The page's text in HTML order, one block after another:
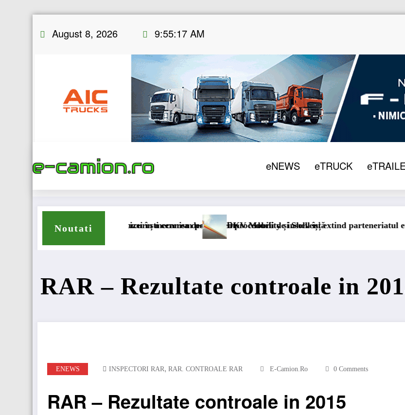
August 8, 2026 9:55:18 AM
eNEWS eTRUCK
Noutati
permanent
deschiderii procedurii de insolvență
DKV Mobility și Shell își extind parteneriatul europeanBlue River: 26.123 km cu un
RAR – Rezultate controale in
ENEWS INSPECTORI RAR, RAR. CONTROALE RAR E-Camion.ro 0 Comments
RAR – Rezultate controale in 2015